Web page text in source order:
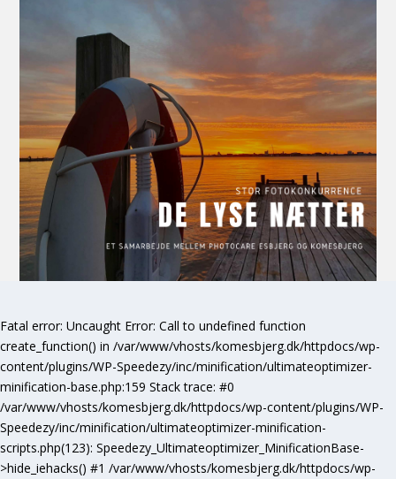
Fatal error: Uncaught Error: Call to undefined function
create_function() in /var/www/vhosts/komesbjerg.dk/httpdocs/wp-
content/plugins/WP-Speedezy/inc/minification/ultimateoptimizer-
minification-base.php:159 Stack trace: #0
/var/www/vhosts/komesbjerg.dk/httpdocs/wp-content/plugins/WP-
Speedezy/inc/minification/ultimateoptimizer-minification-
scripts.php(123): Speedezy_Ultimateoptimizer_MinificationBase-
>hide_iehacks() #1 /var/www/vhosts/komesbjerg.dk/httpdocs/wp-